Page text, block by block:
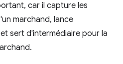
car il capture les
marchand, lance
sert d'intermédiaire pour la